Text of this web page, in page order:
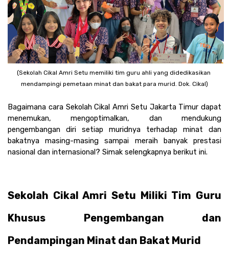
(Sekolah Cikal Amri Setu memiliki tim guru ahli yang didedikasikan
mendampingi pemetaan minat dan bakat para murid. Dok. Cikal)
Bagaimana cara Sekolah Cikal Amri Setu Jakarta Timur dapat
menemukan, mengoptimalkan, dan mendukung
pengembangan diri setiap muridnya terhadap minat dan
bakatnya masing-masing sampai meraih banyak prestasi
nasional dan internasional? Simak selengkapnya berikut ini.
Sekolah Cikal Amri Setu Miliki Tim Guru
Khusus Pengembangan dan
Pendampingan Minat dan Bakat Murid